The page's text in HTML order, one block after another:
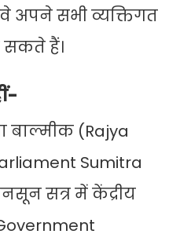
अपने सभी व्यक्तिगत
सकते हैं।
बाल्मीक (Rajya
Sumitra
सत्र में केंद्रीय